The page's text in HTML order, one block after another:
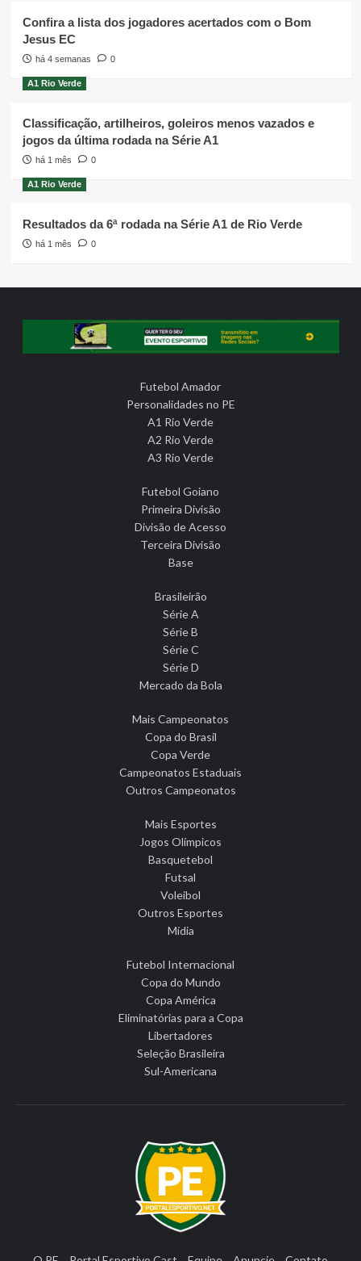
Confira a lista dos jogadores acertados com o Bom
Jesus EC
há 4 semanas 0
A1 Rio Verde
Classificação, artilheiros, goleiros menos vazados e
jogos da última rodada na Série A1
há 1 mês 0
A1 Rio Verde
Resultados da 6ª rodada na Série A1 de Rio Verde
há 1 mês 0
Futebol Amador
Personalidades no PE
A1 Rio Verde
A2 Rio Verde
A3 Rio Verde
Futebol Goiano
Primeira Divisão
Divisão de Acesso
Terceira Divisão
Base
Brasileirão
Série A
Série B
Série C
Série D
Mercado da Bola
Mais Campeonatos
Copa do Brasil
Copa Verde
Campeonatos Estaduais
Outros Campeonatos
Mais Esportes
Jogos Olímpicos
Basquetebol
Futsal
Voleibol
Outros Esportes
Mídia
Futebol Internacional
Copa do Mundo
Copa América
Eliminatórias para a Copa
Libertadores
Seleção Brasileira
Sul-Americana